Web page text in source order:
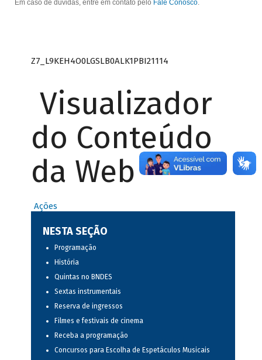
Em caso de dúvidas, entre em contato pelo Fale Conosco.
Z7_L9KEH4O0LGSLB0ALK1PBI21114
Visualizador
do Conteúdo
da Web
Ações
NESTA SEÇÃO
Programação
História
Quintas no BNDES
Sextas instrumentais
Reserva de ingressos
Filmes e festivais de cinema
Receba a programação
Concursos para Escolha de Espetáculos Musicais